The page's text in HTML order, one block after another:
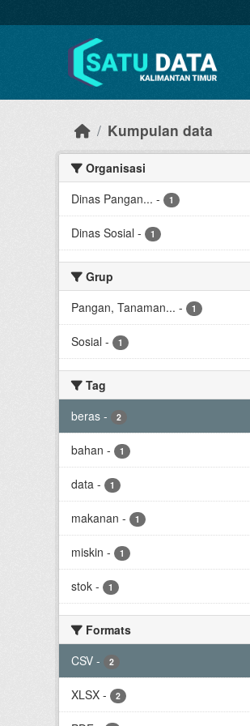
Kumpulan data
Organisasi
Dinas Pangan... - 1
Dinas Sosial - 1
Grup
Pangan, Tanaman... - 1
Sosial - 1
Tag
beras - 2
bahan - 1
data - 1
makanan - 1
miskin - 1
stok - 1
Formats
CSV - 2
XLSX - 2